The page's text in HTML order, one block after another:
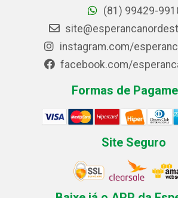
(81) 99429-
instagram.com/
facebook.com/
Formas de
Site Seguro